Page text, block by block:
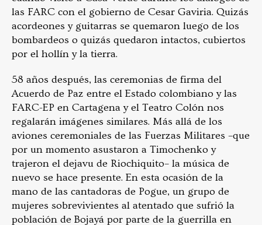
las FARC con el gobierno de Cesar Gaviria. Quizás
acordeones y guitarras se quemaron luego de los
bombardeos o quizás quedaron intactos, cubiertos
por el hollín y la tierra.
58 años después, las ceremonias de firma del
Acuerdo de Paz entre el Estado colombiano y las
FARC-EP en Cartagena y el Teatro Colón nos
regalarán imágenes similares. Más allá de los
aviones ceremoniales de las Fuerzas Militares –que
por un momento asustaron a Timochenko y
trajeron el dejavu de Riochiquito– la música de
nuevo se hace presente. En esta ocasión de la
mano de las cantadoras de Pogue, un grupo de
mujeres sobrevivientes al atentado que sufrió la
población de Bojayá por parte de la guerrilla en